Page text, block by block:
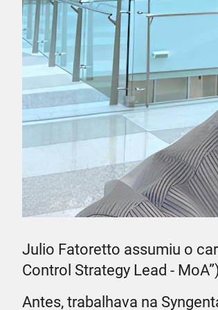
Julio Fatoretto assumiu o
Control Strategy Lead -
Antes, trabalhava na